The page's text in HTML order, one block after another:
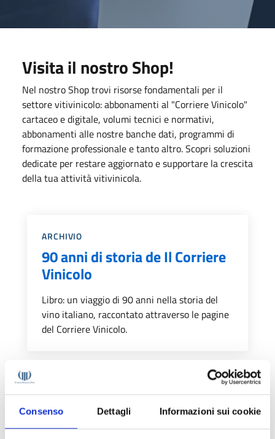
Consenso Dettagli Informazioni sui cookie
Visita il nostro Shop!
Nel nostro Shop trovi risorse fondamentali per il
settore vitivinicolo: abbonamenti al "Corriere Vinicolo"
cartaceo e digitale, volumi tecnici e normativi,
abbonamenti alle nostre banche dati, programmi di
formazione professionale e tanto altro. Scopri soluzioni
dedicate per restare aggiornato e supportare la crescita
della tua attività vitivinicola.
Categoria::
ARCHIVIO
90 anni di storia de Il Corriere
Vinicolo
Libro: un viaggio di 90 anni nella storia del
vino italiano, raccontato attraverso le pagine
del Corriere Vinicolo.
Abbonamento a Il Corriere
Vinicolo digitale (1 anno)